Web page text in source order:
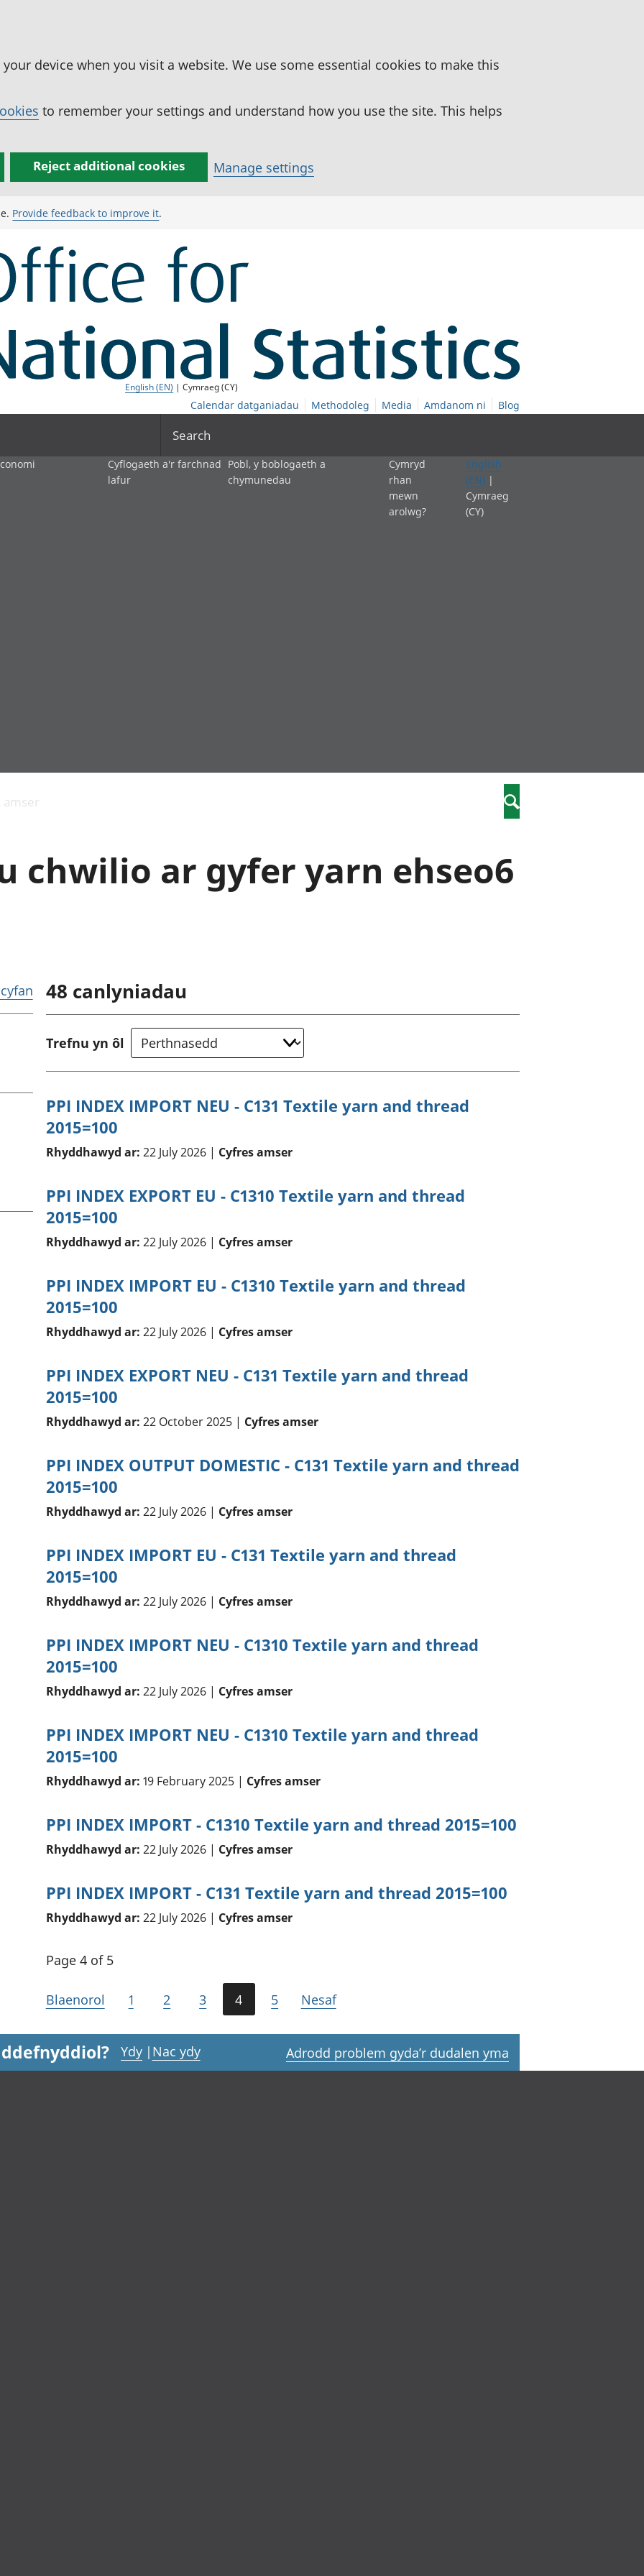
device when you visit a website. We use some essential cookies to make this
to remember your settings and understand how you use the site. This helps
Reject additional cookies Manage settings
Provide feedback to improve it.
English (EN) | Cymraeg (CY)
Calendar datganiadau Methodoleg Media Amdanom ni Blog
Search
Llwodraeth, y sector
cyhoeddus a threthi
phrisiau
Buddsoddiadau,
pensiynau ac
Cyfrifon gwladol
Cyflogaeth a'r farchnad
lafur
Pobl, y boblogaeth a
chymunedau
Addysg a gofal plant
Etholiadau
Iechyd a gofal cymdeithasol
Cymryd
rhan
mewn
arolwg?
English
(EN) |
Cymraeg
(CY)
amser Search
chwilio ar gyfer yarn ehseo6
48 canlyniadau
Trefnu yn ôl
PPI INDEX IMPORT NEU - C131 Textile yarn and thread
2015=100
Rhyddhawyd ar: 22 July 2026 | Cyfres amser
PPI INDEX EXPORT EU - C1310 Textile yarn and thread
2015=100
Rhyddhawyd ar: 22 July 2026 | Cyfres amser
PPI INDEX IMPORT EU - C1310 Textile yarn and thread
2015=100
Rhyddhawyd ar: 22 July 2026 | Cyfres amser
PPI INDEX EXPORT NEU - C131 Textile yarn and thread
2015=100
Rhyddhawyd ar: 22 October 2025 | Cyfres amser
PPI INDEX OUTPUT DOMESTIC - C131 Textile yarn and thread
2015=100
Rhyddhawyd ar: 22 July 2026 | Cyfres amser
PPI INDEX IMPORT EU - C131 Textile yarn and thread
2015=100
Rhyddhawyd ar: 22 July 2026 | Cyfres amser
PPI INDEX IMPORT NEU - C1310 Textile yarn and thread
2015=100
Rhyddhawyd ar: 22 July 2026 | Cyfres amser
PPI INDEX IMPORT NEU - C1310 Textile yarn and thread
2015=100
Rhyddhawyd ar: 19 February 2025 | Cyfres amser
PPI INDEX IMPORT - C1310 Textile yarn and thread 2015=100
Rhyddhawyd ar: 22 July 2026 | Cyfres amser
PPI INDEX IMPORT - C131 Textile yarn and thread 2015=100
Rhyddhawyd ar: 22 July 2026 | Cyfres amser
Page 4 of 5
Blaenorol 1 2 3 4 5 Nesaf
Ydy | Nac ydy Adrodd problem gyda’r dudalen yma